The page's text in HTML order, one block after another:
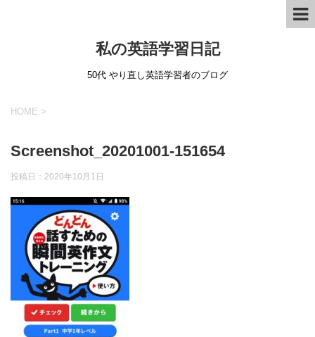
私の英語学習日記
50代 やり直し英語学習者のブログ
HOME >
Screenshot_20201001-151654
投稿日： 2020年10月1日